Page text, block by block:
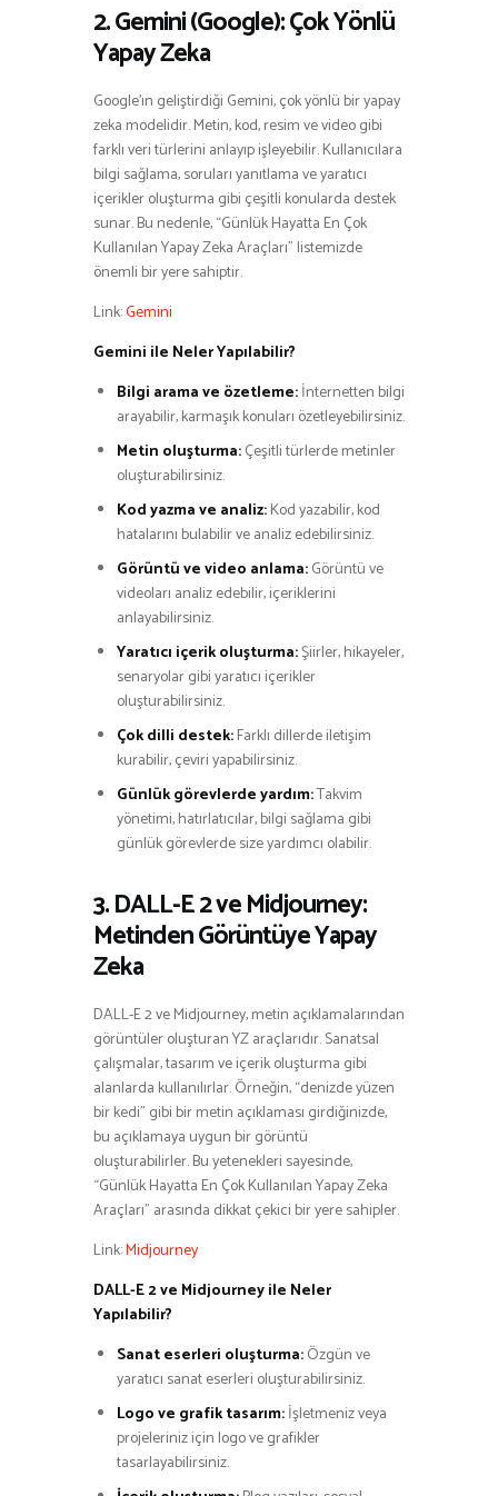
2. Gemini (Google): Çok Yönlü
Yapay Zeka
Google’ın geliştirdiği Gemini, çok yönlü bir yapay
zeka modelidir. Metin, kod, resim ve video gibi
farklı veri türlerini anlayıp işleyebilir. Kullanıcılara
bilgi sağlama, soruları yanıtlama ve yaratıcı
içerikler oluşturma gibi çeşitli konularda destek
sunar. Bu nedenle, “Günlük Hayatta En Çok
Kullanılan Yapay Zeka Araçları” listemizde
önemli bir yere sahiptir.
Link:Gemini
Gemini ile Neler Yapılabilir?
Bilgi arama ve özetleme:İnternetten bilgi
arayabilir, karmaşık konuları özetleyebilirsiniz.
Metin oluşturma:Çeşitli türlerde metinler
oluşturabilirsiniz.
Kod yazma ve analiz:Kod yazabilir, kod
hatalarını bulabilir ve analiz edebilirsiniz.
Görüntü ve video anlama:Görüntü ve
videoları analiz edebilir, içeriklerini
anlayabilirsiniz.
Yaratıcı içerik oluşturma:Şiirler, hikayeler,
senaryolar gibi yaratıcı içerikler
oluşturabilirsiniz.
Çok dilli destek:Farklı dillerde iletişim
kurabilir, çeviri yapabilirsiniz.
Günlük görevlerde yardım:Takvim
yönetimi, hatırlatıcılar, bilgi sağlama gibi
günlük görevlerde size yardımcı olabilir.
3. DALL-E 2 ve Midjourney:
Metinden Görüntüye Yapay
Zeka
DALL-E 2 ve Midjourney, metin açıklamalarından
görüntüler oluşturan YZ araçlarıdır. Sanatsal
çalışmalar, tasarım ve içerik oluşturma gibi
alanlarda kullanılırlar. Örneğin, “denizde yüzen
bir kedi” gibi bir metin açıklaması girdiğinizde,
bu açıklamaya uygun bir görüntü
oluşturabilirler. Bu yetenekleri sayesinde,
“Günlük Hayatta En Çok Kullanılan Yapay Zeka
Araçları” arasında dikkat çekici bir yere sahipler.
Link:Midjourney
DALL-E 2 ve Midjourney ile Neler
Yapılabilir?
Sanat eserleri oluşturma:Özgün ve
yaratıcı sanat eserleri oluşturabilirsiniz.
Logo ve grafik tasarım:İşletmeniz veya
projeleriniz için logo ve grafikler
tasarlayabilirsiniz.